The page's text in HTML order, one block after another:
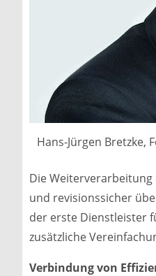
Hans-Jürgen
Die
und revisionssicher
der erste Dienstleister
zusätzliche
Verbindung von